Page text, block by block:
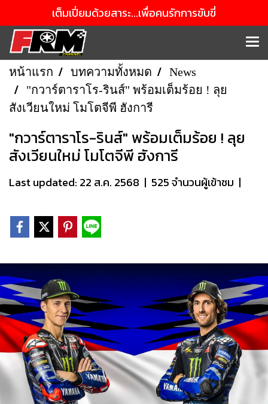
เต็มเปี่ยมด้วยสาระ...เพื่อคนรักการขับขี่
หน้าแรก บทความทั้งหมด
News
"กวาร์ตาราโร-รินส์" พร้อมเต็มร้อย ! ลุย
สังเวียนใหม่ โมโตจีพี ฮังการี
"กวาร์ตาราโร-รินส์" พร้อมเต็มร้อย ! ลุย
สังเวียนใหม่ โมโตจีพี ฮังการี
Last updated: 22 ส.ค. 2568 | 525 จำนวนผู้เข้าชม |